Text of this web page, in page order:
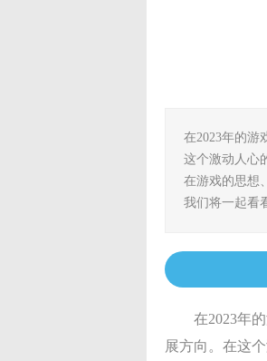
在2023年的游
这个激动人心
在游戏的思想
我们将一起看
在2023年
展方向。在这